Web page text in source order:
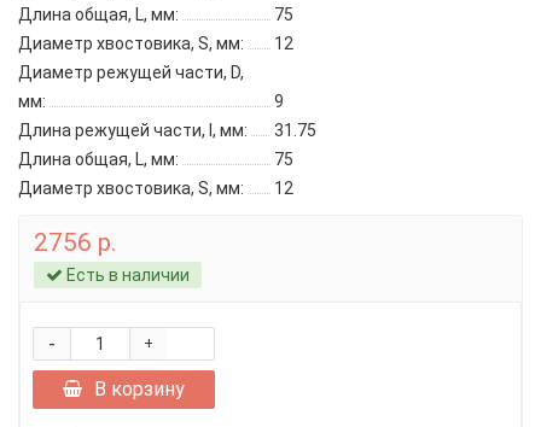
Длина общая, L, мм:
75
Диаметр хвостовика, S, мм:
12
Диаметр режущей части, D,
мм:
9
Длина режущей части, l, мм:
31.75
Длина общая, L, мм:
75
Диаметр хвостовика, S, мм:
12
2756 р.
Есть в наличии
+
-
В корзину